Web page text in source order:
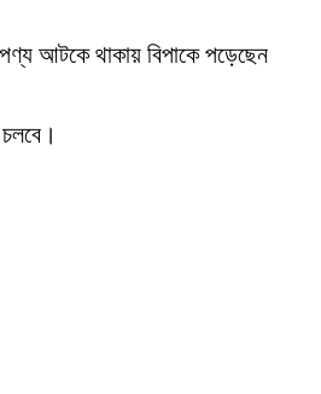
আটকে থাকায় বিপাকে পড়েছেন